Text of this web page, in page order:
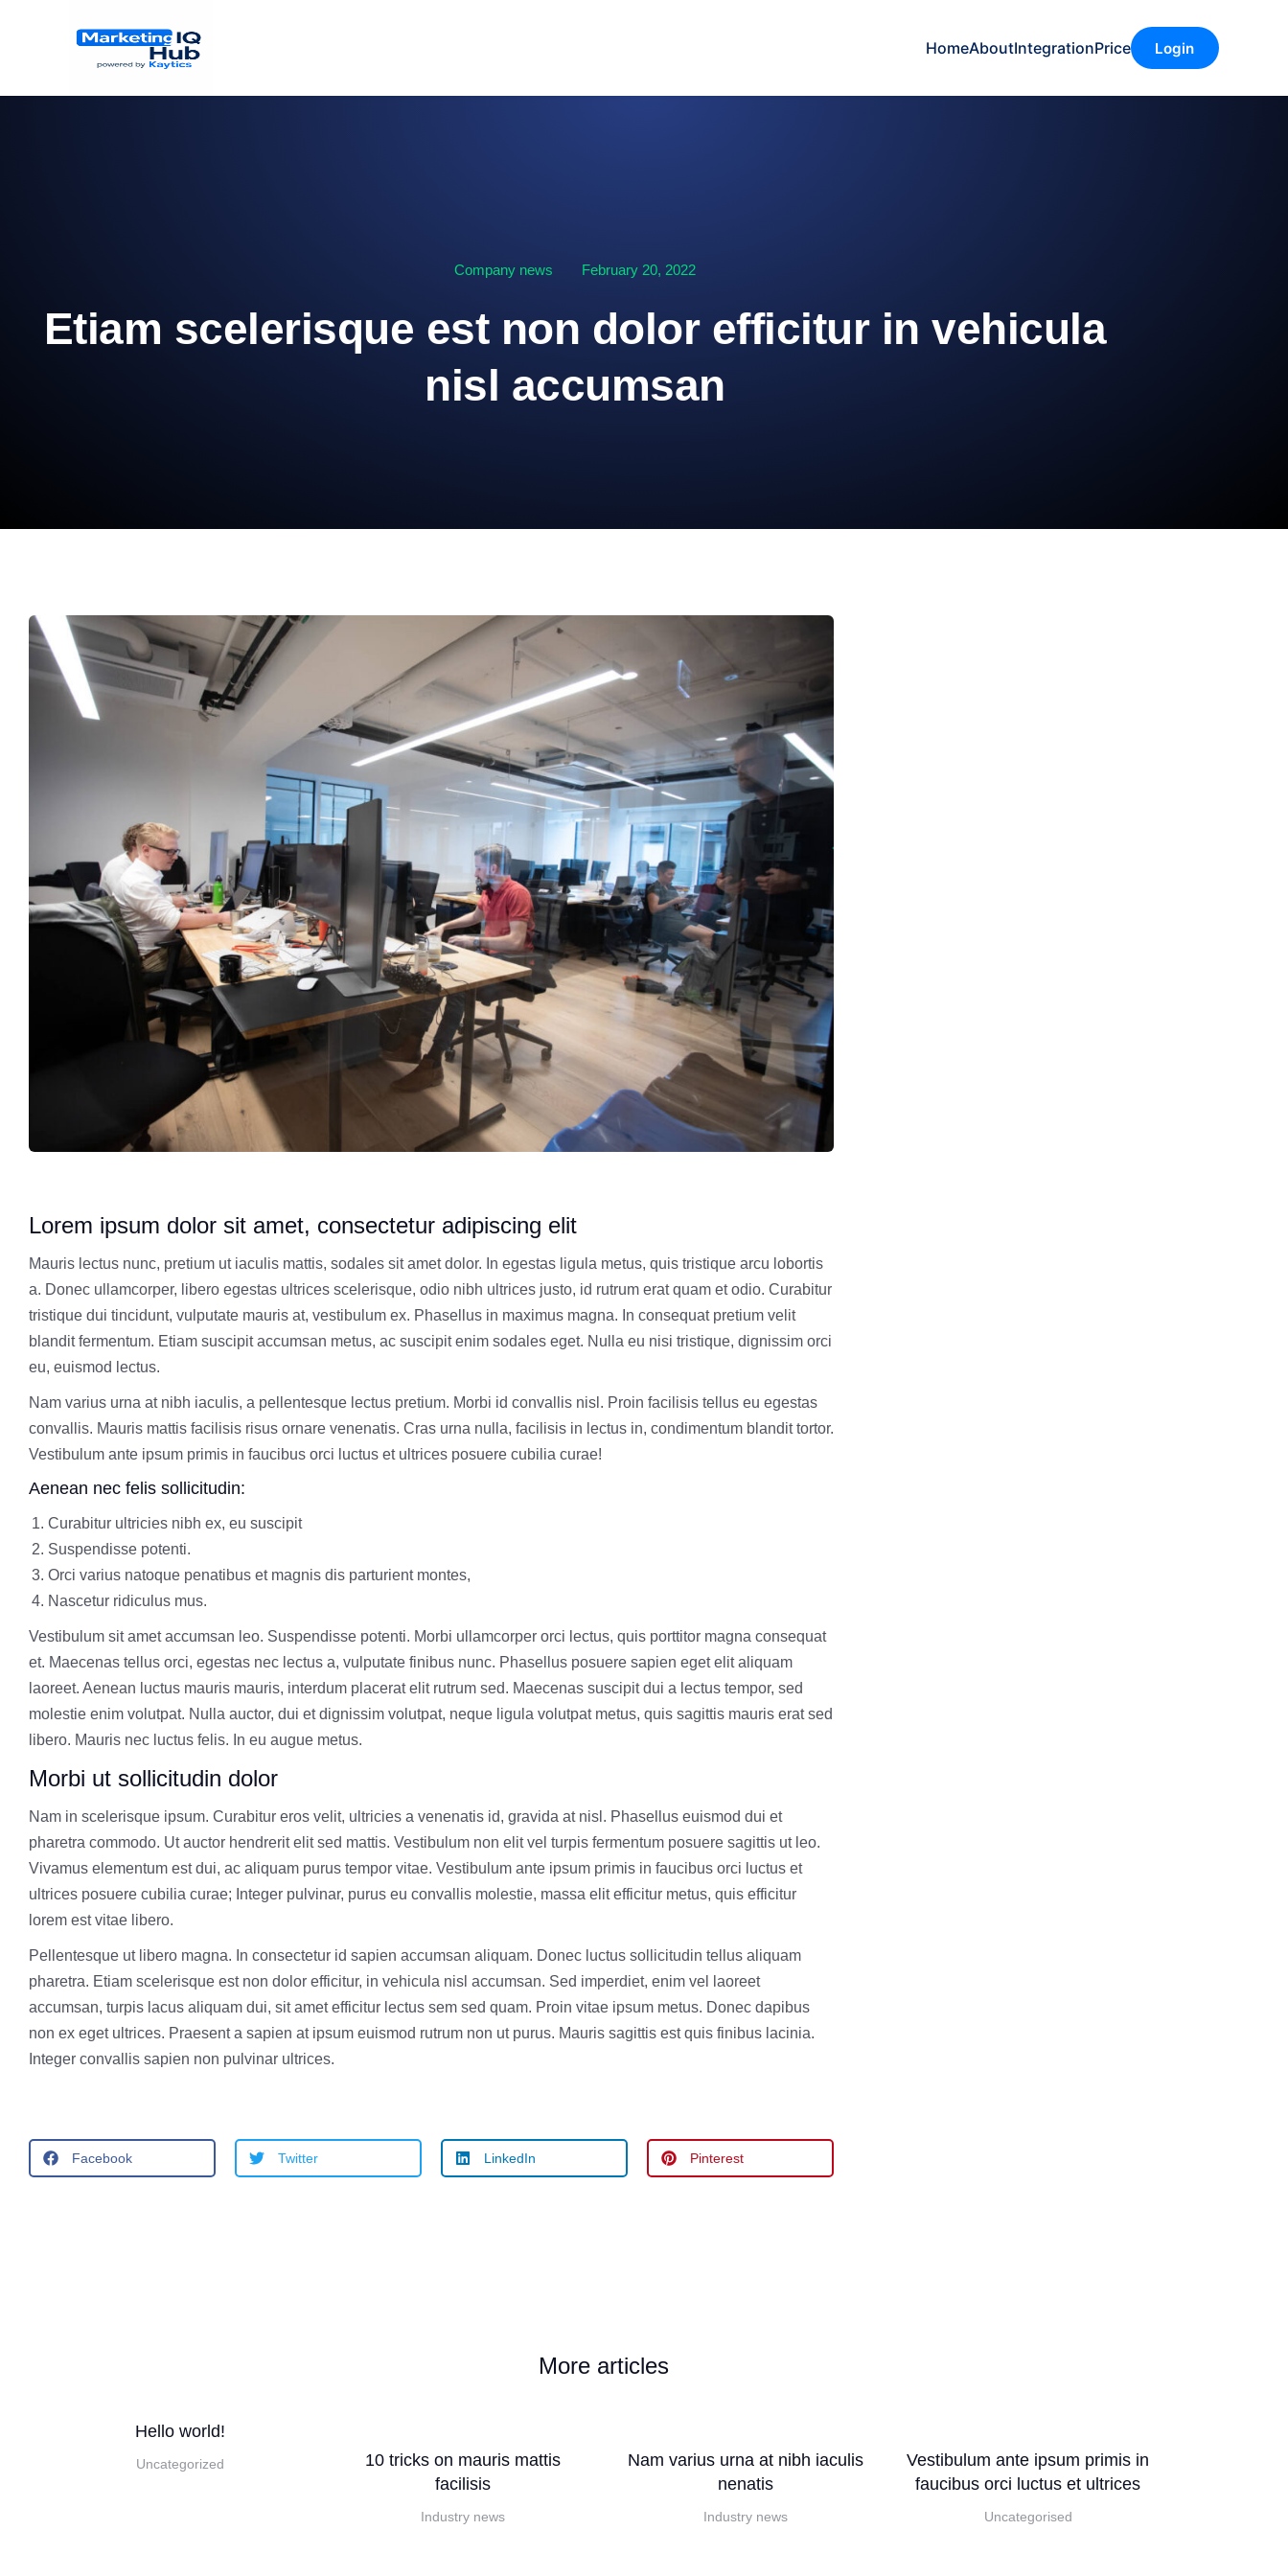
HomeAboutIntegrationPrice Login
Company news February 20, 2022
Etiam scelerisque est non dolor efficitur in vehicula
nisl accumsan
Lorem ipsum dolor sit amet, consectetur adipiscing elit
Mauris lectus nunc, pretium ut iaculis mattis, sodales sit amet dolor. In egestas ligula metus, quis tristique arcu lobortis
a. Donec ullamcorper, libero egestas ultrices scelerisque, odio nibh ultrices justo, id rutrum erat quam et odio. Curabitur
tristique dui tincidunt, vulputate mauris at, vestibulum ex. Phasellus in maximus magna. In consequat pretium velit
blandit fermentum. Etiam suscipit accumsan metus, ac suscipit enim sodales eget. Nulla eu nisi tristique, dignissim orci
eu, euismod lectus.
Nam varius urna at nibh iaculis, a pellentesque lectus pretium. Morbi id convallis nisl. Proin facilisis tellus eu egestas
convallis. Mauris mattis facilisis risus ornare venenatis. Cras urna nulla, facilisis in lectus in, condimentum blandit tortor.
Vestibulum ante ipsum primis in faucibus orci luctus et ultrices posuere cubilia curae!
Aenean nec felis sollicitudin:
Curabitur ultricies nibh ex, eu suscipit
Suspendisse potenti.
Orci varius natoque penatibus et magnis dis parturient montes,
Nascetur ridiculus mus.
Vestibulum sit amet accumsan leo. Suspendisse potenti. Morbi ullamcorper orci lectus, quis porttitor magna consequat
et. Maecenas tellus orci, egestas nec lectus a, vulputate finibus nunc. Phasellus posuere sapien eget elit aliquam
laoreet. Aenean luctus mauris mauris, interdum placerat elit rutrum sed. Maecenas suscipit dui a lectus tempor, sed
molestie enim volutpat. Nulla auctor, dui et dignissim volutpat, neque ligula volutpat metus, quis sagittis mauris erat sed
libero. Mauris nec luctus felis. In eu augue metus.
Morbi ut sollicitudin dolor
Nam in scelerisque ipsum. Curabitur eros velit, ultricies a venenatis id, gravida at nisl. Phasellus euismod dui et
pharetra commodo. Ut auctor hendrerit elit sed mattis. Vestibulum non elit vel turpis fermentum posuere sagittis ut leo.
Vivamus elementum est dui, ac aliquam purus tempor vitae. Vestibulum ante ipsum primis in faucibus orci luctus et
ultrices posuere cubilia curae; Integer pulvinar, purus eu convallis molestie, massa elit efficitur metus, quis efficitur
lorem est vitae libero.
Pellentesque ut libero magna. In consectetur id sapien accumsan aliquam. Donec luctus sollicitudin tellus aliquam
pharetra. Etiam scelerisque est non dolor efficitur, in vehicula nisl accumsan. Sed imperdiet, enim vel laoreet
accumsan, turpis lacus aliquam dui, sit amet efficitur lectus sem sed quam. Proin vitae ipsum metus. Donec dapibus
non ex eget ultrices. Praesent a sapien at ipsum euismod rutrum non ut purus. Mauris sagittis est quis finibus lacinia.
Integer convallis sapien non pulvinar ultrices.
Facebook Twitter LinkedIn Pinterest
More articles
Hello world!
Uncategorized
10 tricks on mauris mattis
facilisis
Industry news
Nam varius urna at nibh iaculis
nenatis
Industry news
Vestibulum ante ipsum primis in
faucibus orci luctus et ultrices
Uncategorised